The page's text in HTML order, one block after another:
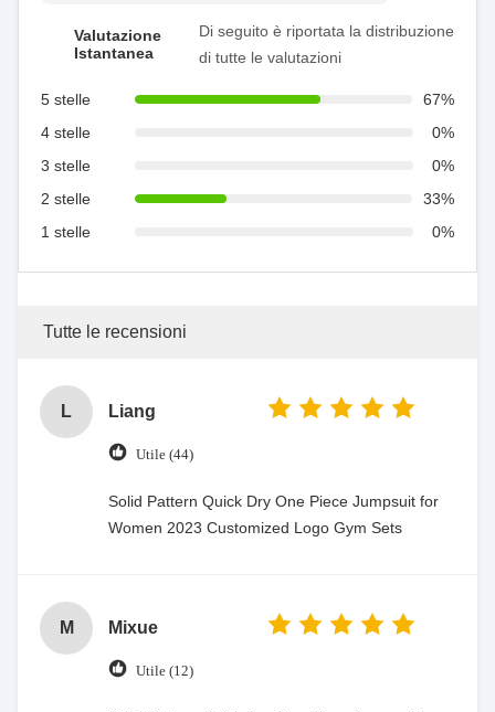
Valutazione
Istantanea
Di seguito è riportata la distribuzione
di tutte le valutazioni
5 stelle
67%
4 stelle
0%
3 stelle
0%
2 stelle
33%
1 stelle
0%
Tutte le recensioni
L Liang
Utile (44)
Solid Pattern Quick Dry One Piece Jumpsuit for
Women 2023 Customized Logo Gym Sets
M Mixue
Utile (12)